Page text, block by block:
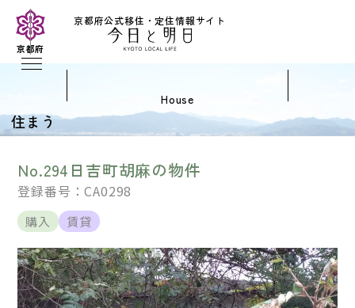
京都府公式移住・定住情報サイト
京都府
house
住まう
No.294日吉町胡麻の物件
登録番号：CA0298
購入 賃貸